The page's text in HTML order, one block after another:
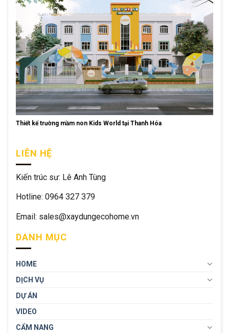
Thiết kế trường mầm non Kids World tại Thanh Hóa
LIÊN HỆ
Kiến trúc sư: Lê Anh Tùng
Hotline: 0964 327 379
Email: sales@xaydungecohome.vn
DANH MỤC
HOME
DỊCH VỤ
DỰ ÁN
VIDEO
CẨM NANG